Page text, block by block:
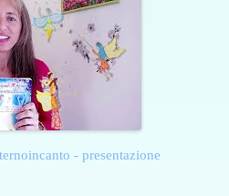
- presentazione